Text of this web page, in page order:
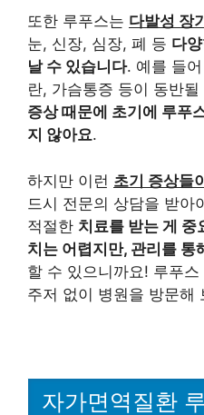
또한 루푸스는 다발성 장
눈, 신장, 심장, 폐 등 다
날 수 있습니다. 예를 들
란, 가슴통증 등이 동반
증상 때문에 초기에 루푸
지 않아요.
하지만 이런 초기 증상들
드시 전문의 상담을 받아
적절한 치료를 받는 게 중
치는 어렵지만, 관리를 통
할 수 있으니까요! 루푸
주저 없이 병원을 방문해
자가면역질환